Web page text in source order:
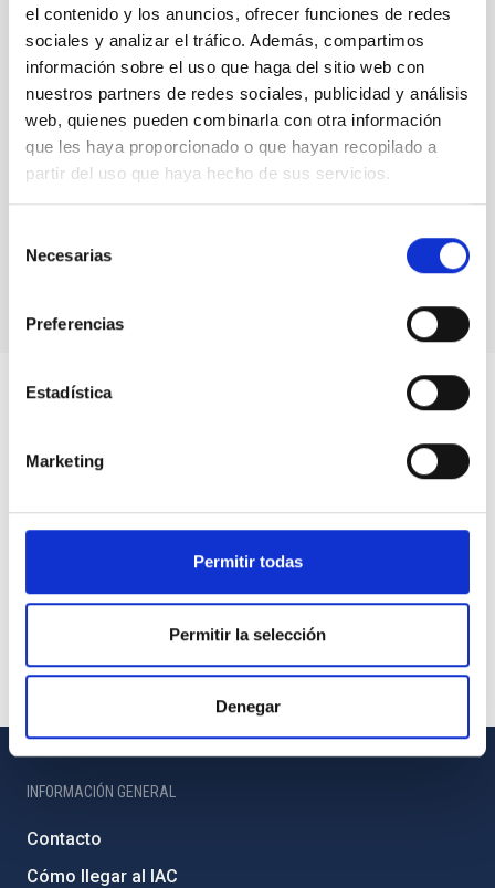
el contenido y los anuncios, ofrecer funciones de redes
sociales y analizar el tráfico. Además, compartimos
información sobre el uso que haga del sitio web con
nuestros partners de redes sociales, publicidad y análisis
web, quienes pueden combinarla con otra información
que les haya proporcionado o que hayan recopilado a
partir del uso que haya hecho de sus servicios.
Necesarias
Preferencias
Estadística
Marketing
Permitir todas
Permitir la selección
Denegar
Condiciones del uso del Canal Ético
Política en materia de protección de las personas que
prestan información sobre infracciones normativas –
Canal Ético
Procedimiento de funcionamiento del Canal Ético
CANAL ÉTICO DEL IAC
INFORMACIÓN GENERAL
Contacto
Cómo llegar al IAC